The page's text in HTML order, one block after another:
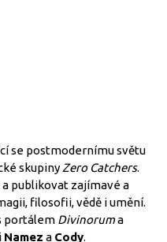
se postmodernímu světu
skupiny Zero Catchers.
publikovat zajímavé a
filosofii, vědě i umění.
portálem Divinoruma
Namez a Cody.